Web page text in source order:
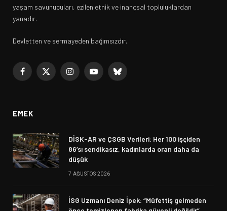
yaşam savunucuları, ezilen etnik ve inançsal topluluklardan
yanadır.
Devletten ve sermayeden bağımsızdır.
Facebook
X
InstagramYouTubeBluesky
EMEK
DİSK-AR ve ÇSGB Verileri: Her 100 işçiden
86’sı sendikasız, kadınlarda oran daha da
düşük
7 AĞUSTOS 2026
İSG Uzmanı Deniz İpek: “Müfettiş gelmeden